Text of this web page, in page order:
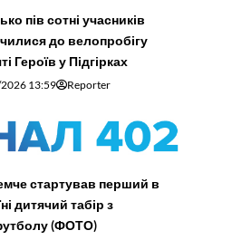
пів сотні учасників
до велопробігу
Героїв у Підгірках
13:59 Reporter
стартував перший в
дитячий табір з
(ФОТО)